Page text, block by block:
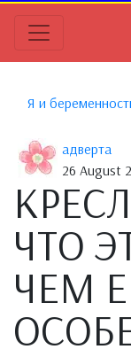
Я и
адверта
26 August
ЧТО
ЧЕМ